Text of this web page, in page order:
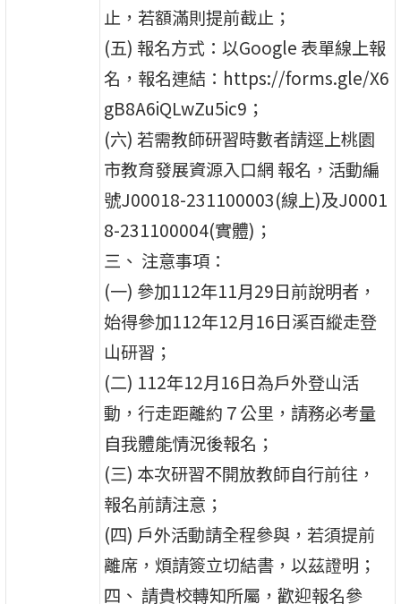
止，若額滿則提前截止；
(五) 報名方式：以Google 表單線上報
名，報名連結：https://forms.gle/X6
gB8A6iQLwZu5ic9；
(六) 若需教師研習時數者請逕上桃園
市教育發展資源入口網 報名，活動編
號J00018-231100003(線上)及J0001
8-231100004(實體)；
三、 注意事項：
(一) 參加112年11月29日前說明者，
始得參加112年12月16日溪百縱走登
山研習；
(二) 112年12月16日為戶外登山活
動，行走距離約７公里，請務必考量
自我體能情況後報名；
(三) 本次研習不開放教師自行前往，
報名前請注意；
(四) 戶外活動請全程參與，若須提前
離席，煩請簽立切結書，以茲證明；
四、 請貴校轉知所屬，歡迎報名參